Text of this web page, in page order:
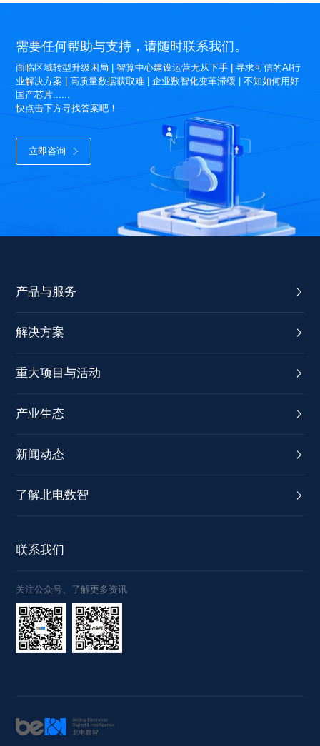
需要任何帮助与支持，请随时联系我们。
面临区域转型升级困局 | 智算中心建设运营无从下手 | 寻求可信的AI行
业解决方案 | 高质量数据获取难 | 企业数智化变革滞缓 | 不知如何用好
国产芯片......
快点击下方寻找答案吧！
立即咨询
产品与服务
解决方案
重大项目与活动
产业生态
新闻动态
了解北电数智
联系我们
关注公众号、了解更多资讯